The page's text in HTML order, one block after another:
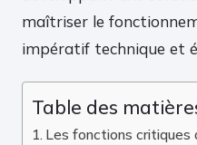
maîtriser le
impératif technique et
Table des
Les fonctions critiques